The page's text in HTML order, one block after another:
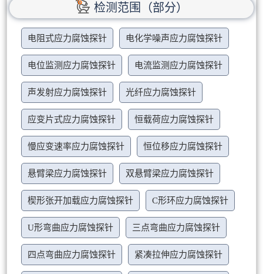
检测范围（部分）
电阻式应力腐蚀探针 电化学噪声应力腐蚀探针
电位监测应力腐蚀探针 电流监测应力腐蚀探针
声发射应力腐蚀探针 光纤应力腐蚀探针
应变片式应力腐蚀探针 恒载荷应力腐蚀探针
慢应变速率应力腐蚀探针 恒位移应力腐蚀探针
悬臂梁应力腐蚀探针 双悬臂梁应力腐蚀探针
楔形张开加载应力腐蚀探针 C形环应力腐蚀探针
U形弯曲应力腐蚀探针 三点弯曲应力腐蚀探针
四点弯曲应力腐蚀探针 紧凑拉伸应力腐蚀探针